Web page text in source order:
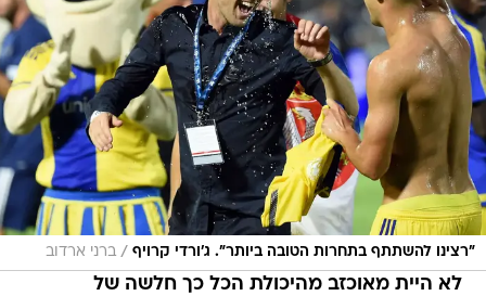
"רצינו להשתתף בתחרות הטובה ביותר". ג'ורדי קרויף / ברני ארדוב
לא היית מאוכזב מהיכולת הכל כך חלשה של